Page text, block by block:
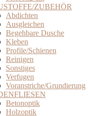
ZUBEHÖR
Abdichten
Ausgleichen
Begehbare Dusche
Kleben
Profile/Schienen
Reinigen
Sonstiges
Verfugen
Voranstriche/Grundierung
Betonoptik
Holzoptik